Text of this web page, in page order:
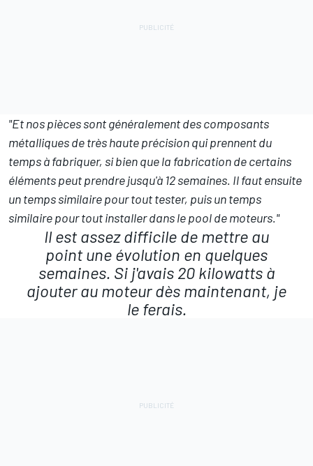
"Et nos pièces sont généralement des composants
métalliques de très haute précision qui prennent du
temps à fabriquer, si bien que la fabrication de certains
éléments peut prendre jusqu'à 12 semaines. Il faut ensuite
un temps similaire pour tout tester, puis un temps
similaire pour tout installer dans le pool de moteurs."
Il est assez difficile de mettre au
point une évolution en quelques
semaines. Si j'avais 20 kilowatts à
ajouter au moteur dès maintenant, je
le ferais.